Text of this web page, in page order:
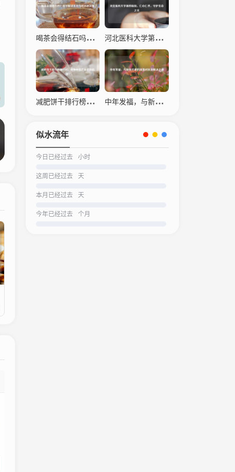
喝茶会得结石吗？科学解读茶叶与结石的关系 河北医科大学第四医院，仁心仁术，守护生命之光
减肥饼干排行榜之一名，瘦身神器还是营销陷阱？ 中年发福，与新陈代谢的温柔对抗及解决之道
似水流年
今日已经过去 小时
这周已经过去 天
本月已经过去 天
今年已经过去 个月